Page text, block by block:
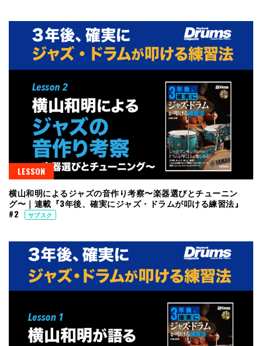
LESSON
横山和明によるジャズの音作り考察〜楽器選びとチューニン
グ〜｜連載『3年後、確実にジャズ・ドラムが叩ける練習法』
#2
サブスク